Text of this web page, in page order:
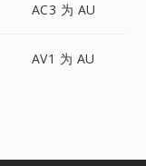
AC3 为 AU
AV1 为 AU